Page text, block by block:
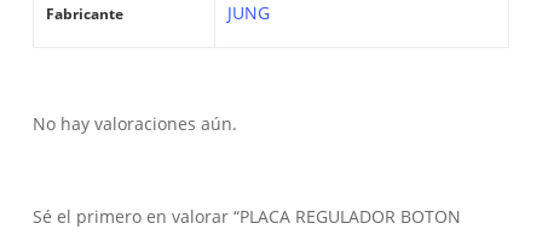
Fabricante JUNG
No hay valoraciones aún.
Sé el primero en valorar “PLACA REGULADOR BOTON